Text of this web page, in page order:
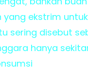
ekstrim
disebut
hanya